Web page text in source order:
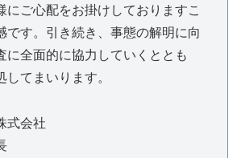
ご心配をお掛けしておりますこ
です。引き続き、事態の解明に向
に全面的に協力していくととも
してまいります。
式会社